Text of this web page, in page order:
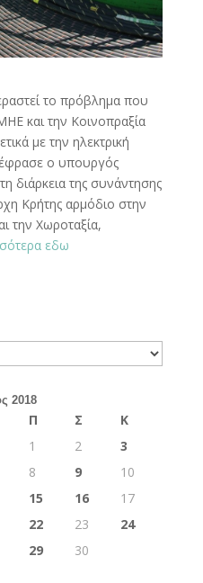
το πρόβλημα που
και την Κοινοπραξία
με την ηλεκτρική
ο υπουργός
διάρκεια της συνάντησης
Κρήτης αρμόδιο στην
την Χωροταξία,
εδω
2018
Π Σ
Κ
1
2
3
8 9
10
15 16
17
22 23
24
29
30